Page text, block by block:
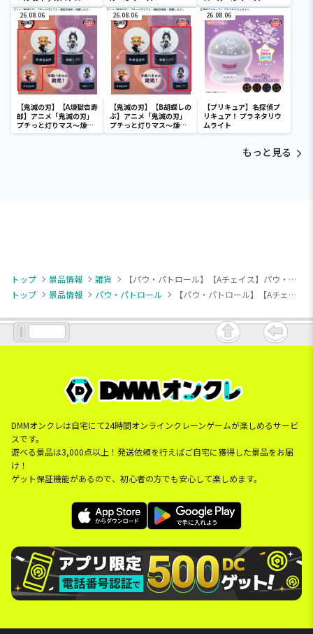
BIGぬいぐるみ
26.08.06
【鬼滅の刃】【A煉獄杏寿
郎】アニメ「鬼滅の刃」
プチっと灯りマス～煉獄
杏寿郎・胡蝶しのぶ～
26.08.06
【鬼滅の刃】【B胡蝶しの
ぶ】アニメ「鬼滅の刃」
プチっと灯りマス～煉獄
杏寿郎・胡蝶しのぶ～
26.08.06
【プリキュア】名探偵プ
リキュア！ プラネタリウ
ムライト
もっと見る
トップ 景品情報 雑貨
【パウ・パトロール】【Aチェイス】パウ・パトロール ポケットティッシュカバー（EX）
トップ
景品情報 パウ・パトロール 【パウ・パトロール】【Aチェイス】パウ・パトロール ポケットティッシュカバー（EX）
DMMオンクレは自宅にて24時間オンラインクレーンゲームが楽しめるサービ
スです。
遊べる景品は3,000点以上！発送依頼を行えばご自宅に獲得した景品をお届
け！
ゲット保証機能があるので、初心者の方でも安心して楽しめます。